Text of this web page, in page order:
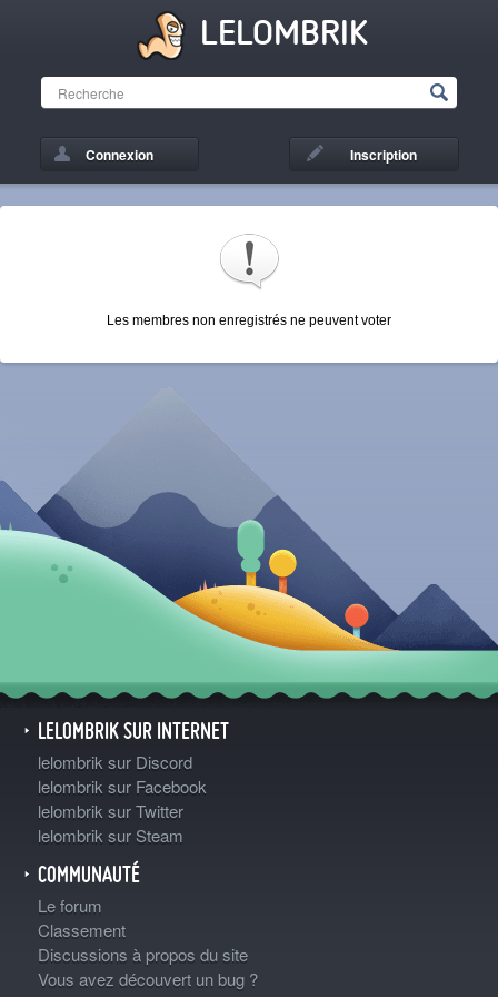
LELOMBRIK
Connexion Inscription
Les membres non enregistrés ne peuvent voter
LELOMBRIK SUR INTERNET
lelombrik sur Discord
lelombrik sur Facebook
lelombrik sur Twitter
lelombrik sur Steam
COMMUNAUTÉ
Le forum
Classement
Discussions à propos du site
Vous avez découvert un bug ?